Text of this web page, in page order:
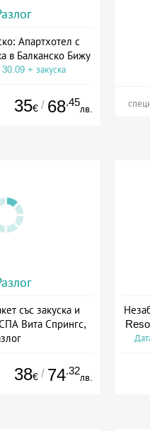
Апартхотел с
в Балканско Бижу
+ закуска
35€ / 68.45
лв.
със закуска и
Вита Спрингс,
38€ / 74.32
лв.